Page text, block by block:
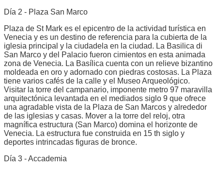
Día 2 - Plaza San Marco
Plaza de St Mark es el epicentro de la actividad turística en
Venecia y es un destino de referencia para la cubierta de la
iglesia principal y la ciudadela en la ciudad. La Basilica di
San Marco y del Palacio fueron cimientos en esta animada
zona de Venecia. La Basílica cuenta con un relieve bizantino
moldeada en oro y adornado con piedras costosas. La Plaza
tiene varios cafés de la calle y el Museo Arqueológico.
Visitar la torre del campanario, imponente metro 97 maravilla
arquitectónica levantada en el mediados siglo 9 que ofrece
una agradable vista de la Plaza de San Marcos y alrededor
de las iglesias y casas. Mover a la torre del reloj, otra
magnífica estructura (San Marco) domina el horizonte de
Venecia. La estructura fue construida en 15 th siglo y
deportes intrincadas figuras de bronce.
Día 3 - Accademia